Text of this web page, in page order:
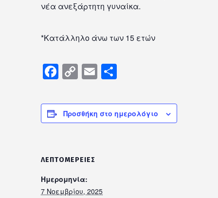
νέα ανεξάρτητη γυναίκα.
*Κατάλληλο άνω των 15 ετών
Facebook
Copy
Link
Email
Προσθήκη στο ημερολόγιο
ΛΕΠΤΟΜΈΡΕΙΕΣ
Ημερομηνία:
7 Νοεμβρίου, 2025